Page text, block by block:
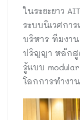
ในระยะยาว
ระบบนิเวศกา
บริหาร ทีมงา
ปริญญา หลักสู
รู้แบบ
โลกการทำงา